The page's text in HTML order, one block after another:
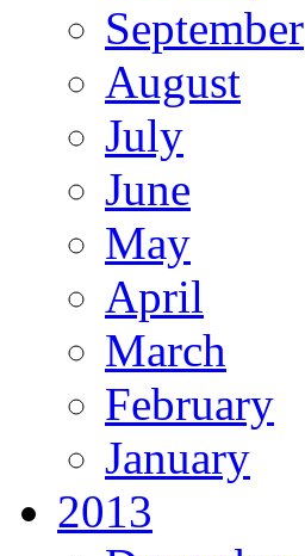
September
August
July
June
May
April
March
February
January
2013